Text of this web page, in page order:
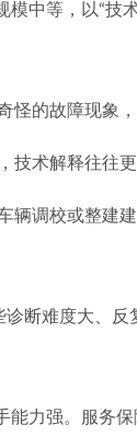
规模中等，以“
怪的故障现象
技术解释往往
辆调校或整建建
诊断难度大
能力强。服务